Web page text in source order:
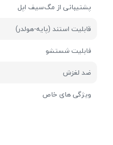
پشتیبانی از مگ‌سیف اپل
قابلیت استند (پایه-هولدر)
فابلیت شستشو
ضد لغزش
ویژگی های خاص